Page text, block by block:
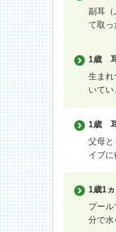
副耳（
て取っ
1歳
生まれ
いてい
1歳
父母と
イブに
1歳1ヵ
プー
分で水